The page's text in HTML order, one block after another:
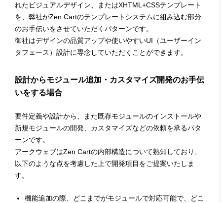
れたビジュアルデザイン、またはXHTML+CSSテンプレート
を、弊社がZen Cartのテンプレートシステムに組み込む部分
のお手伝いをさせていただくパターンです。
御社はデザインの品質アップや使いやすいUI（ユーザーイン
タフェース）設計に専念していただくことができます。
設計からモジュール追加・カスタマイズ開発のお手伝
いをする場合
要件定義や設計から、また既存モジュールのインストールや
新規モジュールの開発、カスタマイズなどの依頼を承るパタ
ーンです。
アークウェブはZen Cartの内部構造について熟知しており、
以下のような点を考慮した上で開発項目をご提案いたしま
す。
機能追加の際、どこまでがモジュールで対応可能で、どこ